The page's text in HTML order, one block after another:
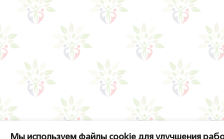
Мы используем файлы cookie для улучшения